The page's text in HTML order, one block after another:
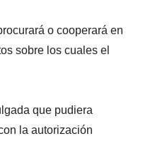
o cooperará en
sobre los cuales el
que pudiera
la autorización